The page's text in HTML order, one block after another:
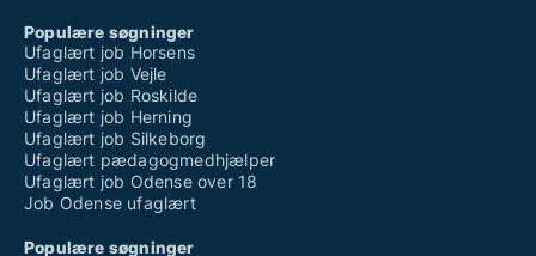
Populære søgninger
Ufaglært job Horsens
Ufaglært job Vejle
Ufaglært job Roskilde
Ufaglært job Herning
Ufaglært job Silkeborg
Ufaglært pædagogmedhjælper
Ufaglært job Odense over 18
Job Odense ufaglært
Populære søgninger